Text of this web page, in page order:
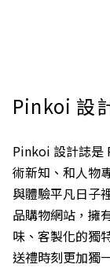
Pinkoi 設
Pinkoi 設計誌是
術新知、和人物
與體驗平凡日子
品購物網站，擁
味、客製化的獨
送禮時刻更加獨